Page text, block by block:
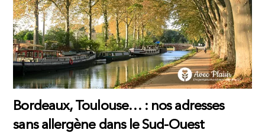
Bordeaux, Toulouse… : nos adresses
sans allergène dans le Sud-Ouest